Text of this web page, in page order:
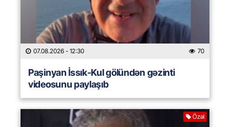
07.08.2026 - 12:30 70
Paşinyan İssık-Kul gölündən gəzinti
videosunu paylaşıb
Özəl